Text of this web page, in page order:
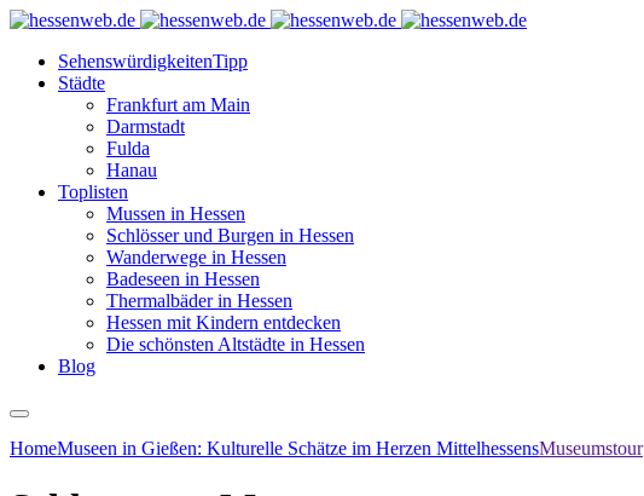
SehenswürdigkeitenTipp
Städte
Frankfurt am Main
Darmstadt
Fulda
Hanau
Toplisten
Mussen in Hessen
Schlösser und Burgen in Hessen
Wanderwege in Hessen
Badeseen in Hessen
Thermalbäder in Hessen
Hessen mit Kindern entdecken
Die schönsten Altstädte in Hessen
Blog
HomeMuseen in Gießen: Kulturelle Schätze im Herzen MittelhessensMuseumstour